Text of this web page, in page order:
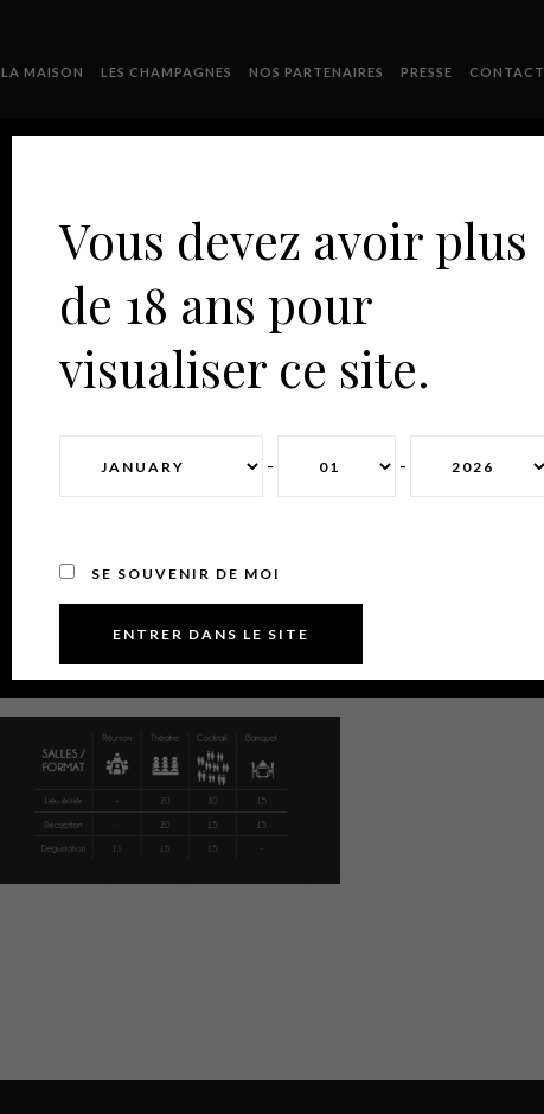
LA MAISON LES CHAMPAGNES NOS PARTENAIRES PRESSE CONTACT
TABLEAU
Vous devez avoir plus
de 18 ans pour
visualiser ce site.
- -
SE SOUVENIR DE MOI